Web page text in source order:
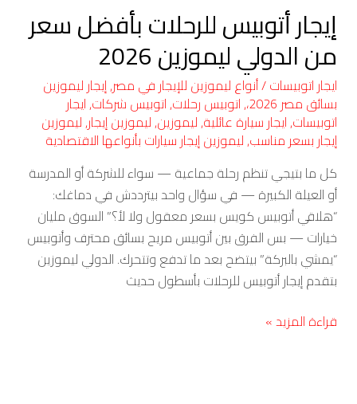
إيجار أتوبيس للرحلات بأفضل سعر
من الدولي ليموزين 2026
ايجار اتوبيسات/أنواع ليموزين للإيجار في مصر,إيجار ليموزين
بسائق مصر 2026، ,اتوبيس رحلات,اتوبيس شركات,ايجار
اتوبيسات,ايجار سيارة عائلية,ليموزين,ليموزين إيجار,ليموزين
إيجار بسعر مناسب,ليموزين إيجار سيارات بأنواعها الاقتصادية
كل ما بتيجي تنظم رحلة جماعية — سواء للشركة أو المدرسة
أو العيلة الكبيرة — في سؤال واحد بيترددش في دماغك:
“هلاقي أتوبيس كويس بسعر معقول ولا لأ؟” السوق مليان
خيارات — بس الفرق بين أتوبيس مريح بسائق محترف وأتوبيس
“يمشي بالبركة” بيتضح بعد ما تدفع وتتحرك. الدولي ليموزين
بتقدم إيجار أتوبيس للرحلات بأسطول حديث
قراءة المزيد »